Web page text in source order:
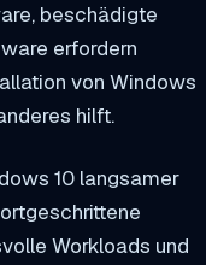
beschädigte
erfordern
von Windows
hilft.
10 langsamer
Workloads und